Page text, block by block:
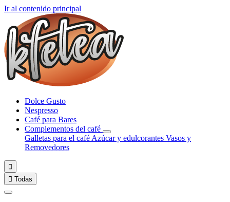
Ir al contenido principal
Dolce Gusto
Nespresso
Café para Bares
Complementos del café
Galletas para el café Azúcar y edulcorantes Vasos y
Removedores

 Todas